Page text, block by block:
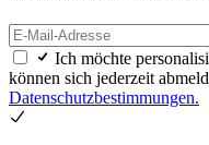
Ich möchte
können sich jederzeit
Datenschutzbestimmungen.